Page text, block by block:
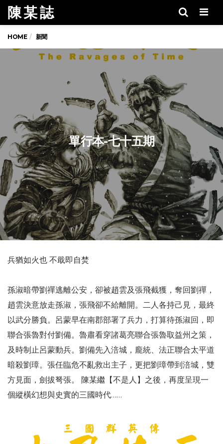
陳 某 誌
HOME 新聞
單行本-七十五期
兵猶如火也 不戢即自焚
孫淑暗帶劉禪逃離公安，卻被趙雲及張飛截獲，奪回劉禪，
趙雲決意放走孫淑，張飛卻不給離開。二人各持己見，最終
以武分勝負。呂蒙早在南郡部署了兵力，打算待孫淑回，即
聯合張魯對付劉備。魯肅看穿諸葛亮聯合張魯取益州之策，
及時制止呂蒙動兵。劉備先入涪城，龐統、法正聯合太平道
暗殺劉璋。張任臨危不亂救出主子，更把劉璋帶到涪城，雙
方見面，劍拔弩張。 陳某繼【不是人】之後，再度呈現一
個縱橫幻想與史實的三國時代……